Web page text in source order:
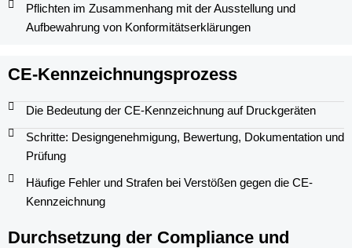
Pflichten im Zusammenhang mit der Ausstellung und
Aufbewahrung von Konformitätserklärungen
CE-Kennzeichnungsprozess
Die Bedeutung der CE-Kennzeichnung auf Druckgeräten
Schritte: Designgenehmigung, Bewertung, Dokumentation und
Prüfung
Häufige Fehler und Strafen bei Verstößen gegen die CE-
Kennzeichnung
Durchsetzung der Compliance und